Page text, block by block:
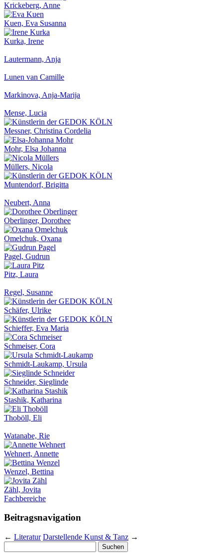
Krickeberg, Anne
Kuen, Eva Susanna
Kurka, Irene
Lautermann, Anja
Lunen van Camille
Markinova, Anja-Marija
Mense, Lucia
Messner, Christina Cordelia
Mohr, Elsa Johanna
Müllers, Nicola
Muntendorf, Brigitta
Neubert, Anna
Oberlinger, Dorothee
Omelchuk, Oxana
Pagel, Gudrun
Pitz, Laura
Regel, Susanne
Schäfer, Ulrike
Schieffer, Eva Maria
Schmeiser, Cora
Schmidt-Laukamp, Ursula
Schneider, Sieglinde
Stashik, Katharina
Thoböll, Eli
Watanabe, Rie
Wehnert, Annette
Wenzel, Bettina
Zähl, Jovita
Fachbereiche
Beitragsnavigation
← Literatur Darstellende Kunst & Tanz →
nach: